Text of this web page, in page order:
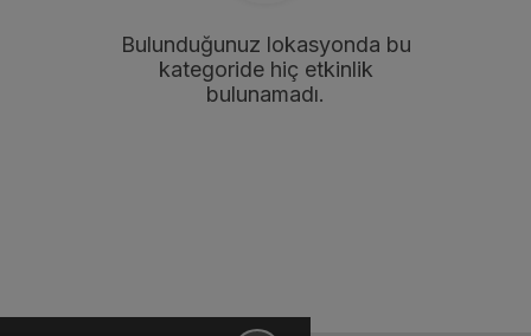
Bulunduğunuz lokasyonda bu
kategoride hiç etkinlik
bulunamadı.